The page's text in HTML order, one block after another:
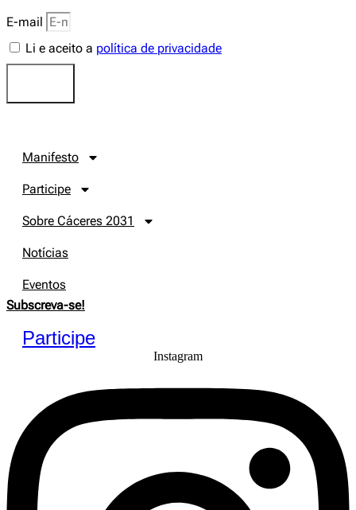
E-mail
Li e aceito a política de privacidade
Manifesto
Participe
Sobre Cáceres 2031
Notícias
Eventos
Subscreva-se!
Participe
Instagram